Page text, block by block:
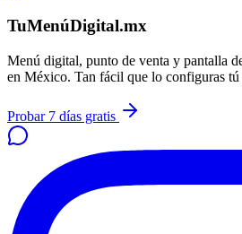
TuMenúDigital.mx
Menú digital, punto de venta y pantalla
en México. Tan fácil que lo configuras tú
Probar 7 días gratis